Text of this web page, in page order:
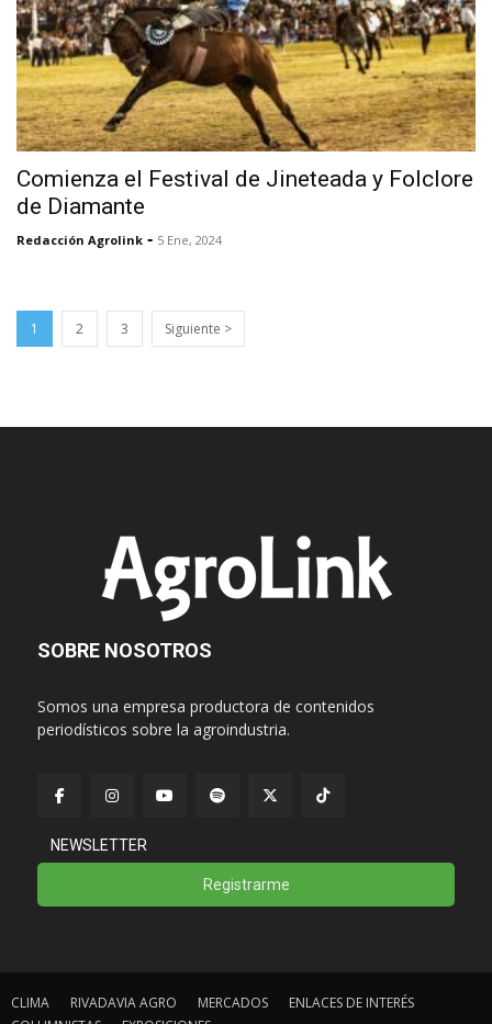
Comienza el Festival de Jineteada y Folclore
de Diamante
Redacción Agrolink - 5 Ene, 2024
1 2 3 Siguiente >
SOBRE NOSOTROS
Somos una empresa productora de contenidos
periodísticos sobre la agroindustria.
NEWSLETTER
Registrarme
CLIMA RIVADAVIA AGRO MERCADOS
ENLACES DE INTERÉS